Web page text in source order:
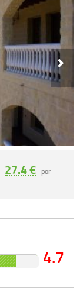
27.4 € por
4.7